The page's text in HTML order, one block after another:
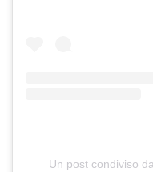
Un post condiviso